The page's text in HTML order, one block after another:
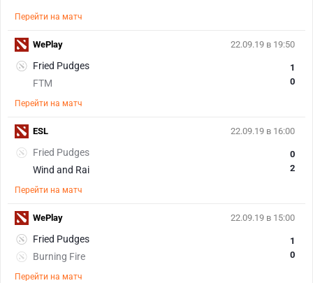
Перейти на матч
22.09.19 в 19:50
Fried Pudges
FTM
1
0
Перейти на матч
WePlay
22.09.19 в 16:00
Fried Pudges
Wind and Rai
0
2
Перейти на матч
ESL
22.09.19 в 15:00
Fried Pudges
Burning Fire
1
0
Перейти на матч
WePlay